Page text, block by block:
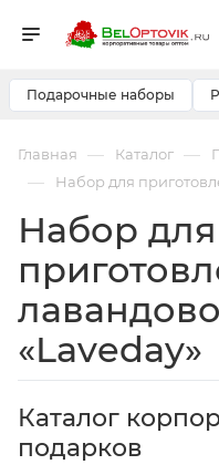
Подарочные наборы
Главная — Каталог —
— Набор для
Набор для
«Laveday»
Каталог
подарков